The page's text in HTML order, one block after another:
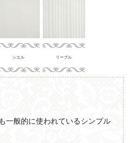
シエル リーブル
一般的に使われているシンプル